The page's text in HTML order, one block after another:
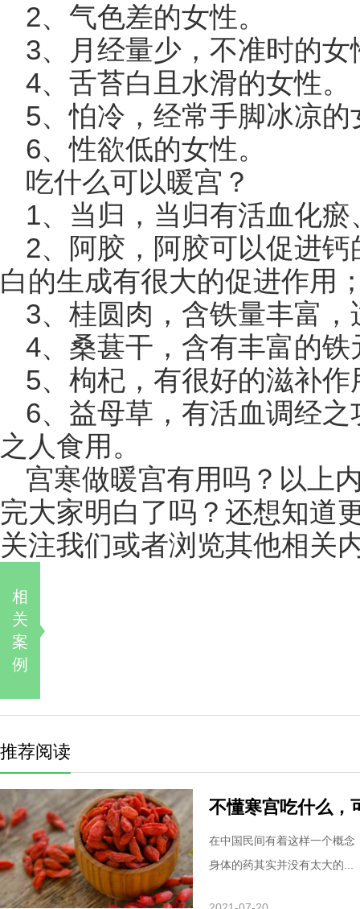
2、气色差的女性。
3、月经量少，不准时的女
4、舌苔白且水滑的女性。
5、怕冷，经常手脚冰凉的
6、性欲低的女性。
吃什么可以暖宫？
1、当归，当归有活血化
2、阿胶，阿胶可以促进
白的生成有很大的促进作用
3、桂圆肉，含铁量丰富
4、桑葚干，含有丰富的
5、枸杞，有很好的滋补作
6、益母草，有活血调经
之人食用。
宫寒做暖宫有用吗？以上
完大家明白了吗？还想知道
关注我们或者浏览其他相关
相
关
案
例
推荐阅读
不懂寒宫吃什么，
在中国民间有着这样一个概
身体的药其实并没有太大的...